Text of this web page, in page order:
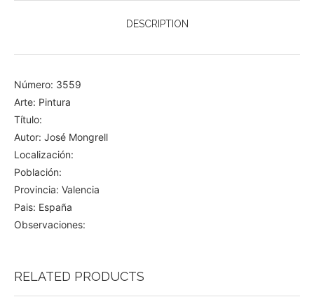
DESCRIPTION
Número: 3559
Arte: Pintura
Título:
Autor: José Mongrell
Localización:
Población:
Provincia: Valencia
Pais: España
Observaciones:
RELATED PRODUCTS